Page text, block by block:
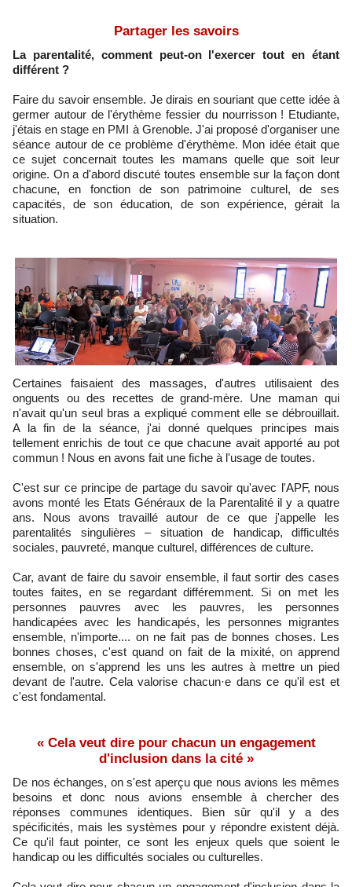
Partager les savoirs
La parentalité, comment peut-on l'exercer tout en étant
différent ?
Faire du savoir ensemble. Je dirais en souriant que cette idée à
germer autour de l'érythème fessier du nourrisson ! Etudiante,
j'étais en stage en PMI à Grenoble. J'ai proposé d'organiser une
séance autour de ce problème d'érythème. Mon idée était que
ce sujet concernait toutes les mamans quelle que soit leur
origine. On a d'abord discuté toutes ensemble sur la façon dont
chacune, en fonction de son patrimoine culturel, de ses
capacités, de son éducation, de son expérience, gérait la
situation.
onguents ou des recettes de grand-mère. Une maman qui
n'avait qu'un seul bras a expliqué comment elle se débrouillait.
A la fin de la séance, j'ai donné quelques principes mais
tellement enrichis de tout ce que chacune avait apporté au pot
commun ! Nous en avons fait une fiche à l'usage de toutes.
C'est sur ce principe de partage du savoir qu'avec l'APF, nous
avons monté les Etats Généraux de la Parentalité il y a quatre
ans. Nous avons travaillé autour de ce que j'appelle les
parentalités singulières – situation de handicap, difficultés
sociales, pauvreté, manque culturel, différences de culture.
Car, avant de faire du savoir ensemble, il faut sortir des cases
toutes faites, en se regardant différemment. Si on met les
personnes pauvres avec les pauvres, les personnes
handicapées avec les handicapés, les personnes migrantes
ensemble, n'importe.... on ne fait pas de bonnes choses. Les
bonnes choses, c'est quand on fait de la mixité, on apprend
ensemble, on s'apprend les uns les autres à mettre un pied
devant de l'autre. Cela valorise chacun·e dans ce qu'il est et
c'est fondamental.
« Cela veut dire pour chacun un engagement
d'inclusion dans la cité »
De nos échanges, on s'est aperçu que nous avions les mêmes
besoins et donc nous avions ensemble à chercher des
réponses communes identiques. Bien sûr qu'il y a des
spécificités, mais les systèmes pour y répondre existent déjà.
Ce qu'il faut pointer, ce sont les enjeux quels que soient le
handicap ou les difficultés sociales ou culturelles.